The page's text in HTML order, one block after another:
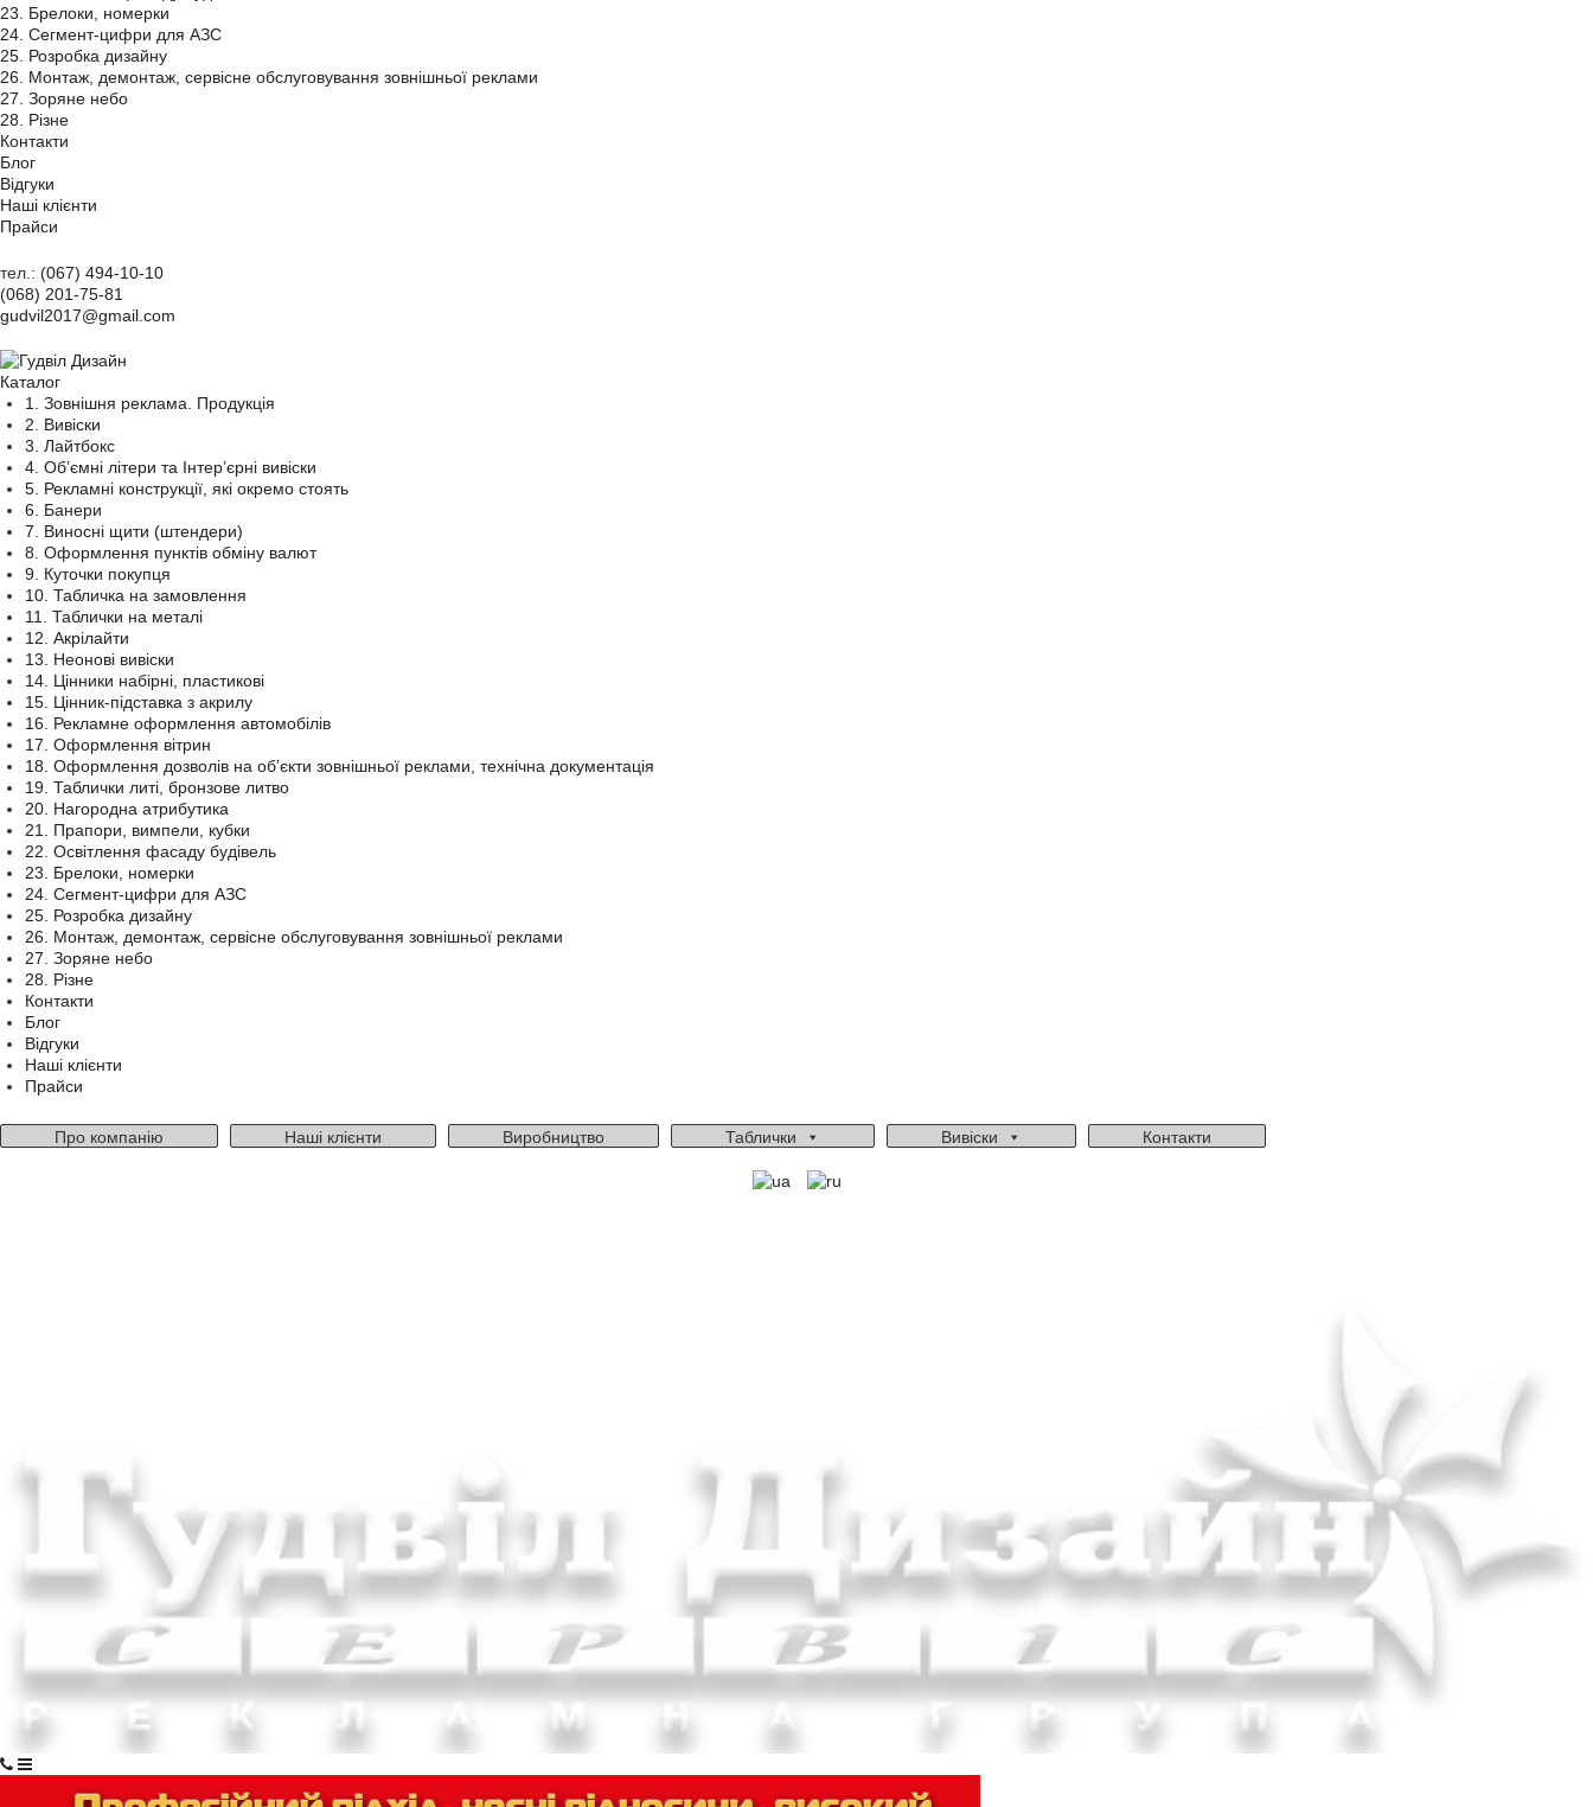
23. Брелоки, номерки
24. Сегмент-цифри для АЗС
25. Розробка дизайну
26. Монтаж, демонтаж, сервісне обслуговування зовнішньої реклами
27. Зоряне небо
28. Різне
Контакти
Блог
Відгуки
Наші клієнти
Прайси
тел.: (067) 494-10-10
(068) 201-75-81
gudvil2017@gmail.com
Каталог
1. Зовнішня реклама. Продукція
2. Вивіски
3. Лайтбокс
4. Об’ємні літери та Інтер’єрні вивіски
5. Рекламні конструкції, які окремо стоять
6. Банери
7. Виносні щити (штендери)
8. Оформлення пунктів обміну валют
9. Куточки покупця
10. Табличка на замовлення
11. Таблички на металі
12. Акрілайти
13. Неонові вивіски
14. Цінники набірні, пластикові
15. Цінник-підставка з акрилу
16. Рекламне оформлення автомобілів
17. Оформлення вітрин
18. Оформлення дозволів на об’єкти зовнішньої реклами, технічна документація
19. Таблички литі, бронзове литво
20. Нагородна атрибутика
21. Прапори, вимпели, кубки
22. Освітлення фасаду будівель
23. Брелоки, номерки
24. Сегмент-цифри для АЗС
25. Розробка дизайну
26. Монтаж, демонтаж, сервісне обслуговування зовнішньої реклами
27. Зоряне небо
28. Різне
Контакти
Блог
Відгуки
Наші клієнти
Прайси
Про компанію Наші клієнти Виробництво Таблички Вивіски Контакти